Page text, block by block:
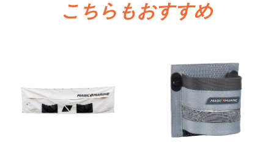
こちらもおすすめ